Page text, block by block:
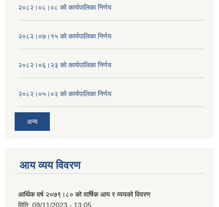
२०८२।०८।०८ को कार्यपालिका निर्णय
२०८२।०७।१५ को कार्यपालिका निर्णय
२०८२।०६।२३ को कार्यपालिका निर्णय
२०८२।०५।०२ को कार्यपालिका निर्णय
अन्य
आय व्यय विवरण
आर्थिक वर्ष २०७९।८० को वार्षिक आय र व्ययको विवरण
मिति: 09/11/2023 - 13:05